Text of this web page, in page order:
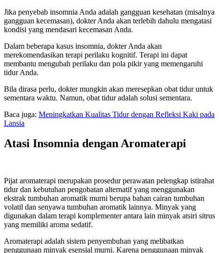
Jika penyebab insomnia Anda adalah gangguan kesehatan (misalnya
gangguan kecemasan), dokter Anda akan terlebih dahulu mengatasi
kondisi yang mendasari kecemasan Anda.
Dalam beberapa kasus insomnia, dokter Anda akan
merekomendasikan terapi perilaku kognitif. Terapi ini dapat
membantu mengubah perilaku dan pola pikir yang memengaruhi
tidur Anda.
Bila dirasa perlu, dokter mungkin akan meresepkan obat tidur untuk
sementara waktu. Namun, obat tidur adalah solusi sementara.
Baca juga: Meningkatkan Kualitas Tidur dengan Refleksi Kaki pada
Lansia
Atasi Insomnia dengan Aromaterapi
Pijat aromaterapi merupakan prosedur perawatan pelengkap istirahat
tidur dan kebutuhan pengobatan alternatif yang menggunakan
ekstrak tumbuhan aromatik murni berupa bahan cairan tumbuhan
volatil dan senyawa tumbuhan aromatik lainnya. Minyak yang
digunakan dalam terapi komplementer antara lain minyak atsiri sitrus
yang memiliki aroma sedatif.
Aromaterapi adalah sistem penyembuhan yang melibatkan
penggunaan minyak esensial murni. Karena penggunaan minyak